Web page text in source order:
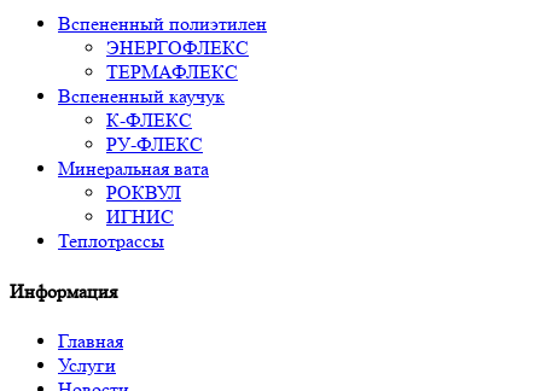
Вспененный полиэтилен
ЭНЕРГОФЛЕКС
ТЕРМАФЛЕКС
Вспененный каучук
К-ФЛЕКС
РУ-ФЛЕКС
Минеральная вата
РОКВУЛ
ИГНИС
Теплотрассы
Информация
Главная
Услуги